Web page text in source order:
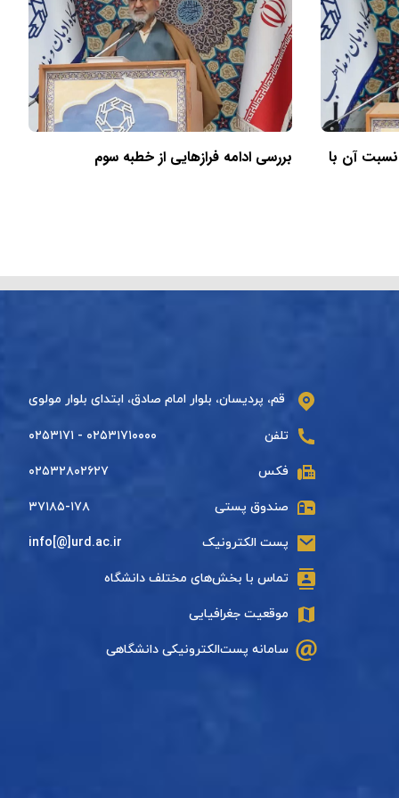
نسبت آن با بررسی ادامه فرازهایی از خطبه سوم
قم، پردیسان، بلوار امام صادق، ابتدای بلوار مولوی
تلفن ۰۲۵۳۱۷۱۰۰۰۰ - ۰۲۵۳۱۷۱
فکس ۰۲۵۳۲۸۰۲۶۲۷
صندوق پستی ۳۷۱۸۵-۱۷۸
پست الکترونیک info[@]urd.ac.ir
تماس با بخش‌های مختلف دانشگاه
موقعیت جغرافیایی
سامانه پست‌الکترونیکی دانشگاهی